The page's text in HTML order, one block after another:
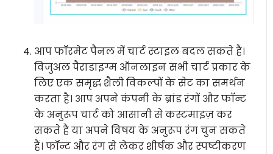
आप फॉरमेट पैनल में चार्ट स्टाइल बदल सकते हैं।
विजुअल पैराडाइग्म ऑनलाइन सभी चार्ट प्रकार के
लिए एक समृद्ध शैली विकल्पों के सेट का समर्थन
करता है। आप अपने कंपनी के ब्रांड रंगों और फॉन्ट
के अनुरूप चार्ट को आसानी से कस्टमाइज़ कर
सकते हैं या अपने विषय के अनुरूप रंग चुन सकते
हैं। फॉन्ट और रंग से लेकर शीर्षक और स्पष्टीकरण